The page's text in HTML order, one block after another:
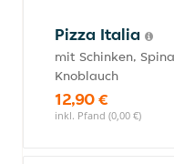
Pizza Italia
mit Schinken,
Knoblauch
12,90 €
inkl. Pfand (0,00 €)